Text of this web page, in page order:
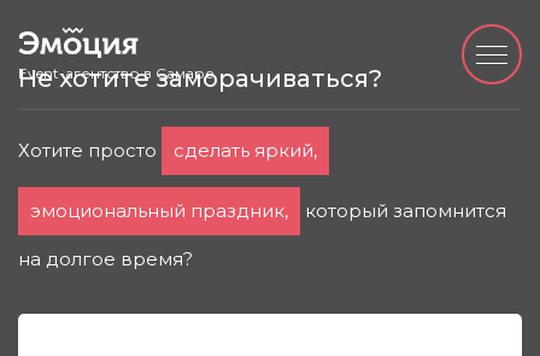
Event-агентство в Самаре
Не хотите заморачиваться?
Хотите просто сделать яркий,
эмоциональный праздник, который запомнится
на долгое время?